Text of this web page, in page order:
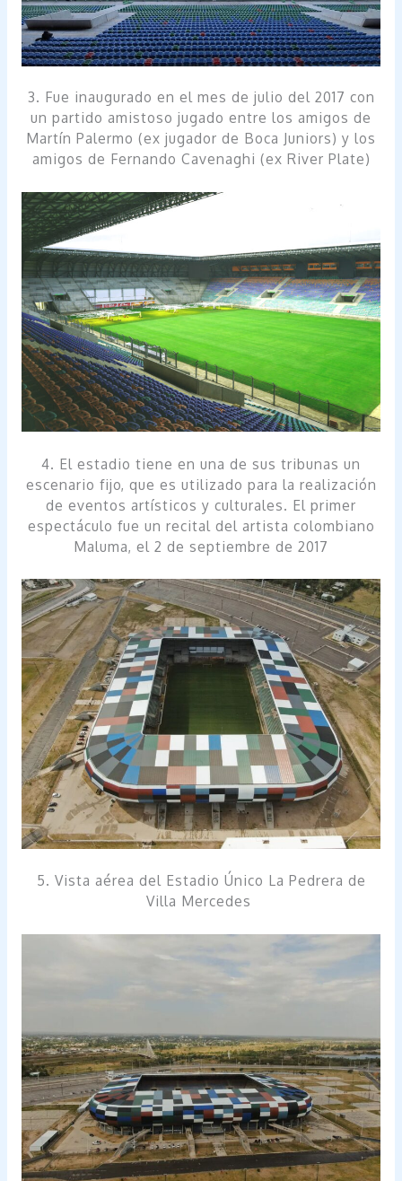
3. Fue inaugurado en el mes de julio del 2017 con
un partido amistoso jugado entre los amigos de
Martín Palermo (ex jugador de Boca Juniors) y los
amigos de Fernando Cavenaghi (ex River Plate)
4. El estadio tiene en una de sus tribunas un
escenario fijo, que es utilizado para la realización
de eventos artísticos y culturales. El primer
espectáculo fue un recital del artista colombiano
Maluma, el 2 de septiembre de 2017
5. Vista aérea del Estadio Único La Pedrera de
Villa Mercedes